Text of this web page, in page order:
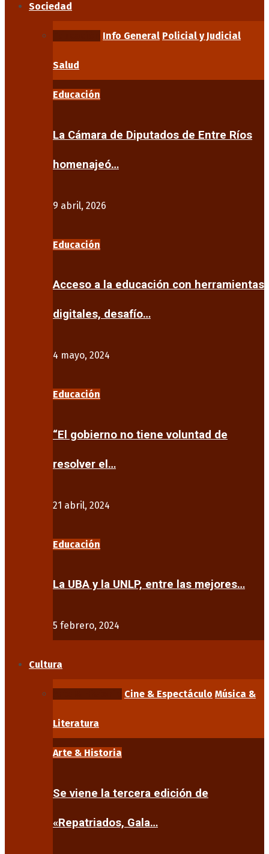
Sociedad
Info General Policial y Judicial
Salud
Educación
La Cámara de Diputados de Entre Ríos
homenajeó…
9 abril, 2026
Educación
Acceso a la educación con herramientas
digitales, desafío…
4 mayo, 2024
Educación
“El gobierno no tiene voluntad de
resolver el…
21 abril, 2024
Educación
La UBA y la UNLP, entre las mejores…
5 febrero, 2024
Cultura
Cine & Espectáculo Música &
Literatura
Arte & Historia
Se viene la tercera edición de
«Repatriados, Gala…